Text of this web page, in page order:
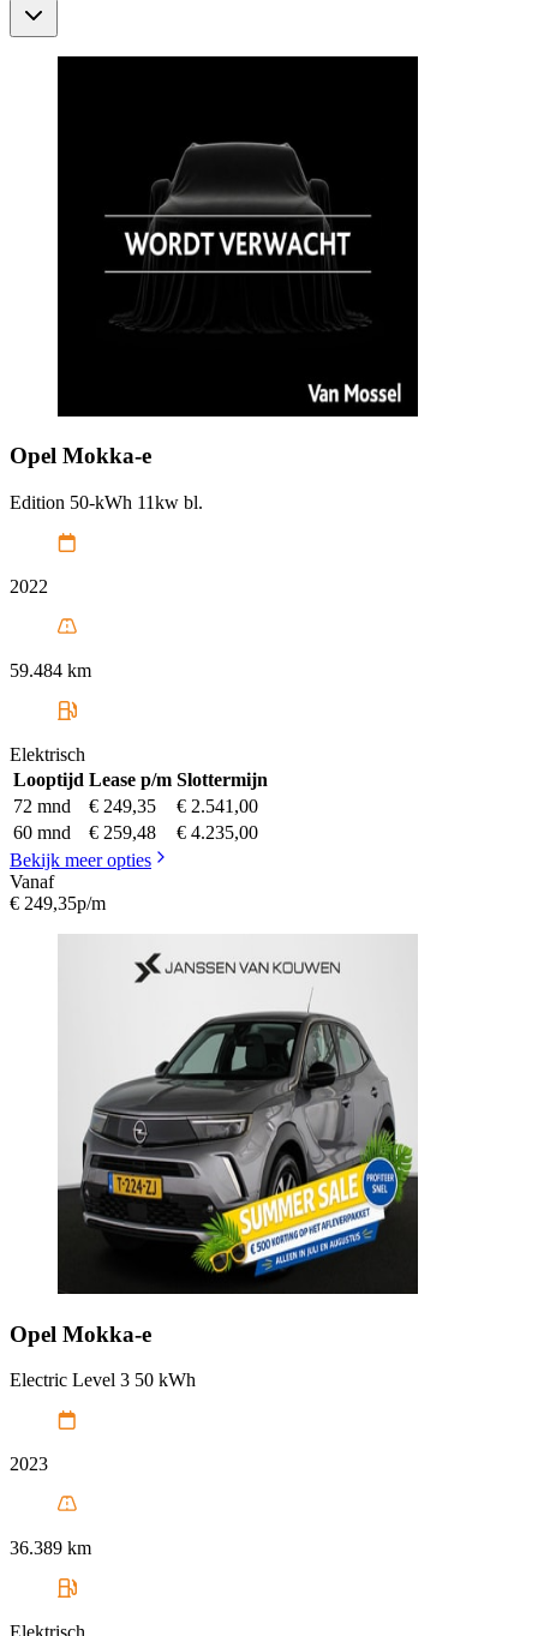
Opel Mokka-e
Edition 50-kWh 11kw bl.
2022
59.484 km
Elektrisch
Looptijd Lease p/m Slottermijn
72 mnd
€ 249,35
€ 2.541,00
60 mnd
€ 259,48
€ 4.235,00
Bekijk meer opties
Vanaf
€ 249,35p/m
Opel Mokka-e
Electric Level 3 50 kWh
2023
36.389 km